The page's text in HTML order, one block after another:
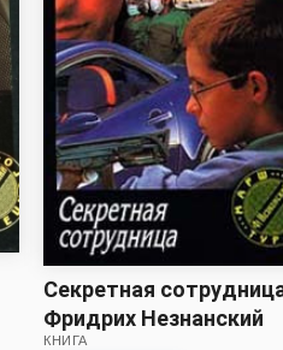
Секретная
Фридрих Незнанский
КНИГА